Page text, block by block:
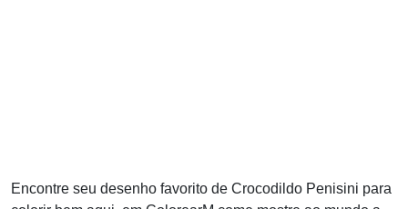
Encontre seu desenho favorito de Crocodildo Penisini para